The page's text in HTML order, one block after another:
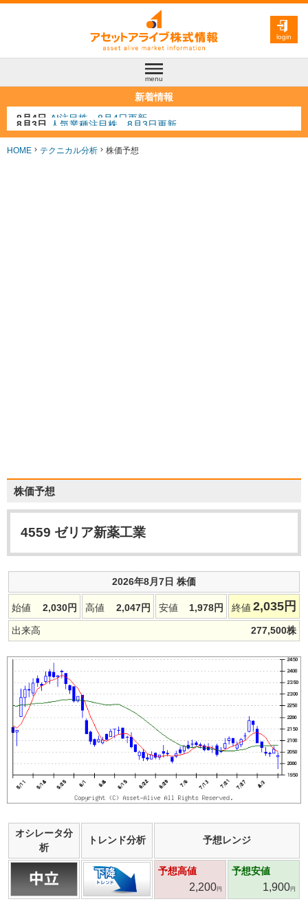
login
menu
新着情報
8月3日 人気業種注目株 8月3日更新
8月2日 金融注目株 8月2日更新
7月29日 日経225シグナル点灯
HOME テクニカル分析 株価予想
株価予想
4559 ゼリア新薬工業
2026年8月7日 株価
始値 2,030円 高値 2,047円 安値 1,978円 終値 2,035 円
出来高 277,500株
オシレータ分
析
トレンド分析 予想レンジ
予想高値
2,200円
予想安値
1,900円